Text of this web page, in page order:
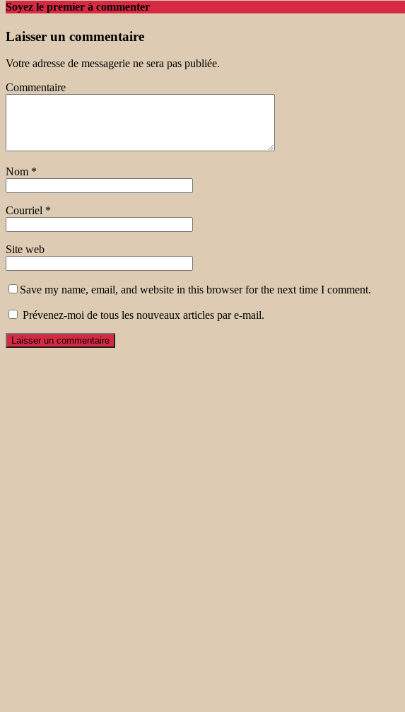
Soyez le premier à commenter
Laisser un commentaire
Votre adresse de messagerie ne sera pas publiée.
Commentaire
Nom *
Courriel *
Site web
Save my name, email, and website in this browser for the next time I comment.
Prévenez-moi de tous les nouveaux articles par e-mail.